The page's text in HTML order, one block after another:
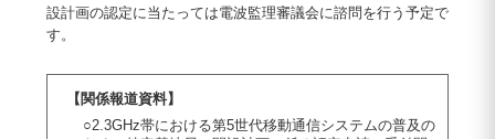
設計画の認定に当たっては電波監理審議会に諮問を行う予定で
す。
【関係報道資料】
○2.3GHz帯における第5世代移動通信システムの普及の